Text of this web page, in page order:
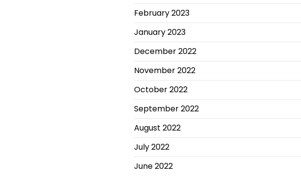
February 2023
January 2023
December 2022
November 2022
October 2022
September 2022
August 2022
July 2022
June 2022